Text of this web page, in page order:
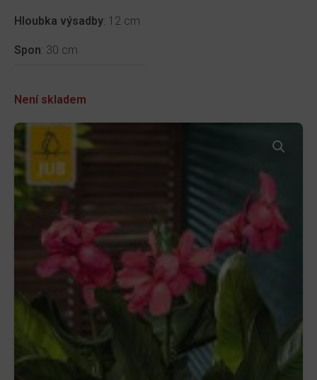
Hloubka výsadby: 12 cm
Spon: 30 cm
Není skladem